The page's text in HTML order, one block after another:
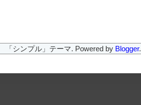
「シンプル」テーマ. Powered by Blogger.